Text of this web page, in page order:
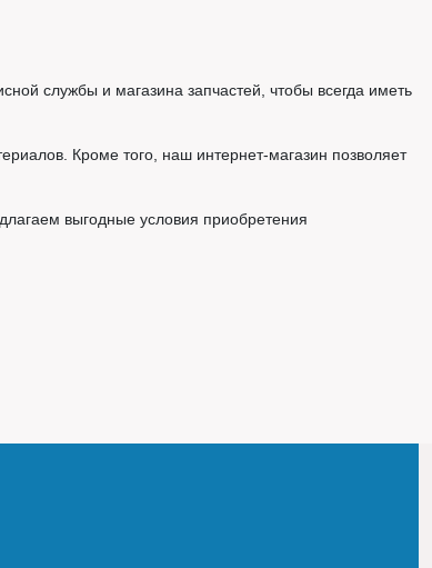
службы и магазина запчастей, чтобы всегда иметь
Кроме того, наш интернет-магазин позволяет
выгодные условия приобретения